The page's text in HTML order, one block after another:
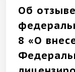
Об
8 «О